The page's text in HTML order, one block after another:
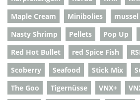
Maple Cream
Minibolies
Nasty Shrimp
Pellets Pop Up
Red Hot Bullet
red Spice Fish
Scoberry
Seafood Stick Mix
The Goo
Tigernüsse VNX+